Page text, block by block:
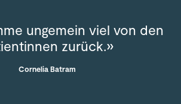
ungemein viel von den
zurück.»
Cornelia Batram